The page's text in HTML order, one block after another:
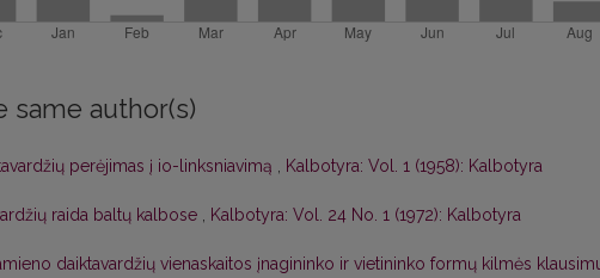
same author(s)
perėjimas į io-linksniavimą , Kalbotyra: Vol. 1 (1958): Kalbotyra
raida baltų kalbose , Kalbotyra: Vol. 24 No. 1 (1972): Kalbotyra
daiktavardžių vienaskaitos įnagininko ir vietininko formų kilmės